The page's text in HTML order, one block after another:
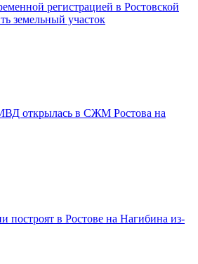
регистрацией в Ростовской
земельный участок
открылась в СЖМ Ростова на
построят в Ростове на Нагибина из-